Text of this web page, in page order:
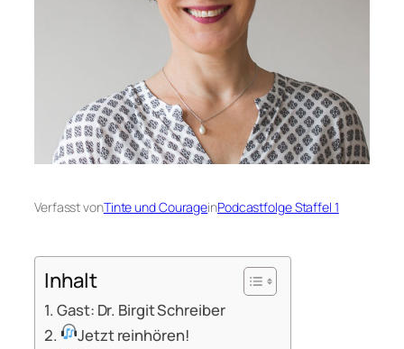
Verfasst vonTinte und CourageinPodcastfolge Staffel 1
Inhalt
Gast: Dr. Birgit Schreiber
Jetzt reinhören!